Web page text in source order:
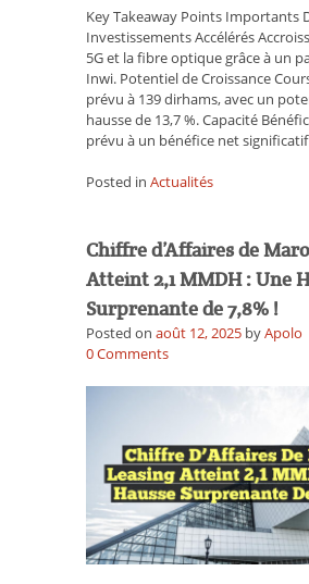
montée
en
puissance
!
Key Takeaway Points Importants
Investissements Accélérés
5G et la fibre optique grâce à un
Inwi. Potentiel de Croissance
prévu à 139 dirhams, avec un
hausse de 13,7 %. Capacité
prévu à un bénéfice net
Posted in Actualités
Chiffre d’Affaires de
Atteint 2,1 MMDH : Une
Surprenante de 7,8% !
Posted on août 12, 2025 byApolo
0Commentson
Leasing
Atteint
2,1
MMDH
:
Une